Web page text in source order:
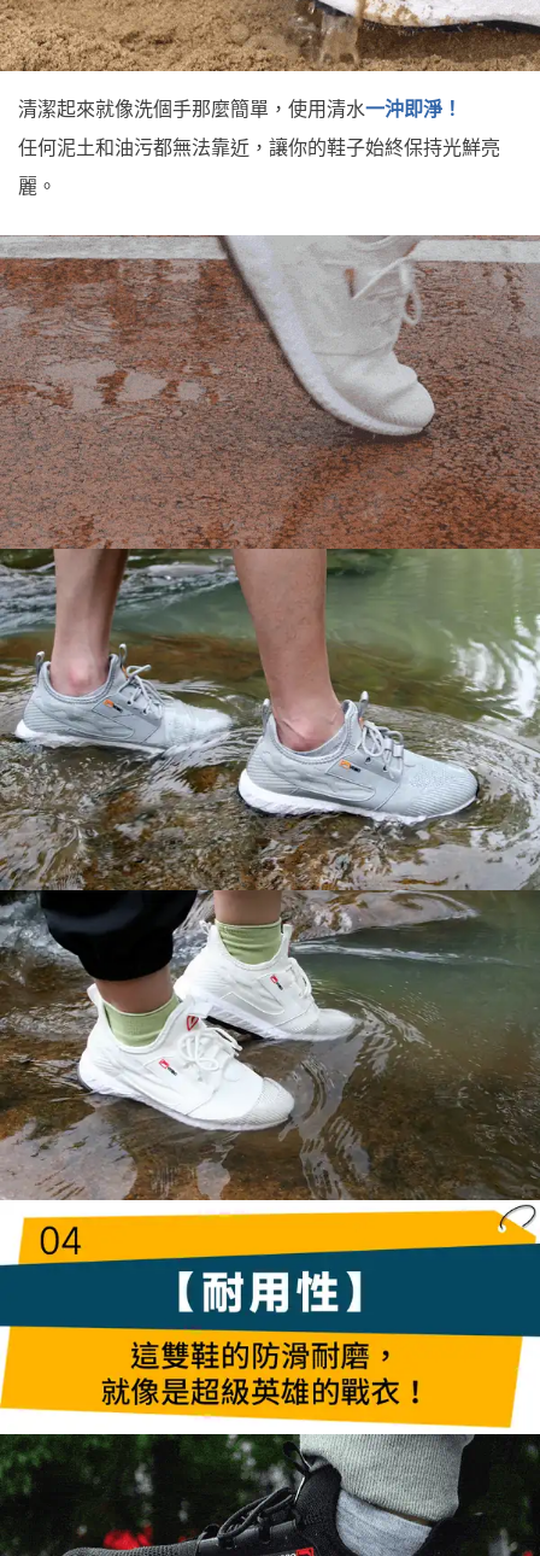
清潔起來就像洗個手那麼簡單，使用清水一沖即淨！
任何泥土和油污都無法靠近，讓你的鞋子始終保持光鮮亮
麗。